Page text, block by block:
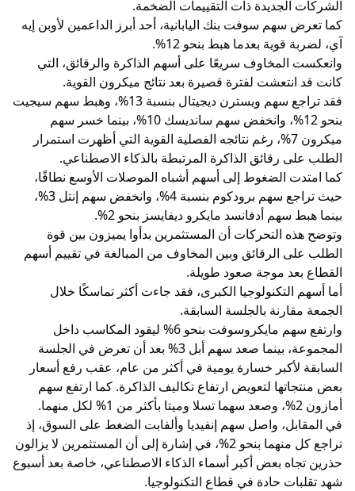
الشركات الجديدة ذات التقييمات الضخمة.
كما تعرض سهم سوفت بنك اليابانية، أحد أبرز الداعمين لأوبن إيه
آي، لضربة قوية بعدما هبط بنحو 12%.
وانعكست المخاوف سريعًا على أسهم الذاكرة والرقائق، التي
كانت قد انتعشت لفترة قصيرة بعد نتائج ميكرون القوية.
فقد تراجع سهم ويسترن ديجيتال بنسبة 13%، وهبط سهم سيجيت
بنحو 12%، وانخفض سهم سانديسك 10%، بينما خسر سهم
ميكرون 7%، رغم نتائجه الفصلية القوية التي أظهرت استمرار
الطلب على رقائق الذاكرة المرتبطة بالذكاء الاصطناعي.
كما امتدت الضغوط إلى أسهم أشباه الموصلات الأوسع نطاقًا،
حيث تراجع سهم برودكوم بنسبة 4%، وانخفض سهم إنتل 3%،
بينما هبط سهم أدفانسد مايكرو ديفايسز بنحو 2%.
وتوضح هذه التحركات أن المستثمرين بدأوا يميزون بين قوة
الطلب على الرقائق وبين المخاوف من المبالغة في تقييم أسهم
القطاع بعد موجة صعود طويلة.
أما أسهم التكنولوجيا الكبرى، فقد جاءت أكثر تماسكًا خلال
الجمعة مقارنة بالجلسة السابقة.
وارتفع سهم مايكروسوفت بنحو 6% ليقود المكاسب داخل
المجموعة، بينما صعد سهم أبل 3% بعد أن تعرض في الجلسة
السابقة لأكبر خسارة يومية في أكثر من عام، عقب رفع أسعار
بعض منتجاتها لتعويض ارتفاع تكاليف الذاكرة. كما ارتفع سهم
أمازون 2%، وصعد سهما تسلا وميتا بأكثر من 1% لكل منهما.
في المقابل، واصل سهم إنفيديا وألفابت الضغط على السوق، إذ
تراجع كل منهما بنحو 2%، في إشارة إلى أن المستثمرين لا يزالون
حذرين تجاه بعض أكبر أسماء الذكاء الاصطناعي، خاصة بعد أسبوع
شهد تقلبات حادة في قطاع التكنولوجيا.